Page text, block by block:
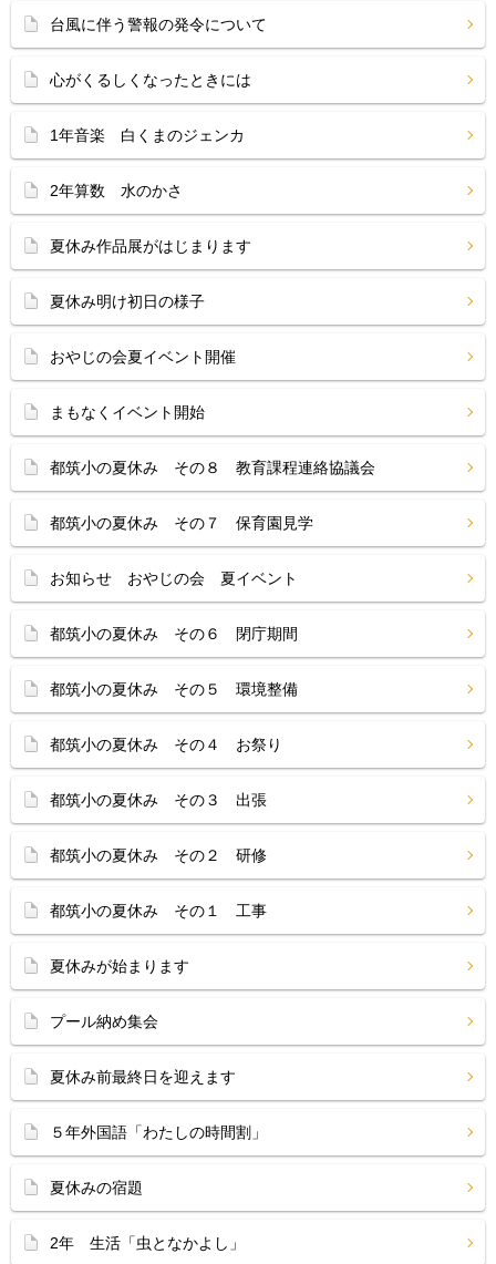
台風に伴う警報の発令について
心がくるしくなったときには
1年音楽 白くまのジェンカ
2年算数 水のかさ
夏休み作品展がはじまります
夏休み明け初日の様子
おやじの会夏イベント開催
まもなくイベント開始
都筑小の夏休み その８ 教育課程連絡協議会
都筑小の夏休み その７ 保育園見学
お知らせ おやじの会 夏イベント
都筑小の夏休み その６ 閉庁期間
都筑小の夏休み その５ 環境整備
都筑小の夏休み その４ お祭り
都筑小の夏休み その３ 出張
都筑小の夏休み その２ 研修
都筑小の夏休み その１ 工事
夏休みが始まります
プール納め集会
夏休み前最終日を迎えます
５年外国語「わたしの時間割」
夏休みの宿題
2年 生活「虫となかよし」